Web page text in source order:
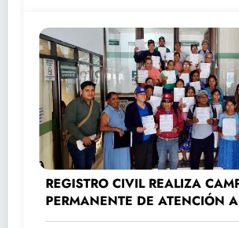
REGISTRO CIVIL REALIZA
PERMANENTE DE ATENCIÓN A
ADULTOS MAYORES.